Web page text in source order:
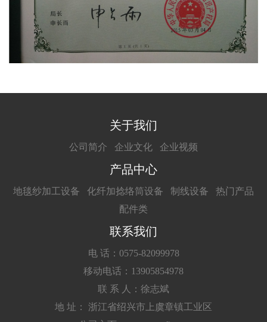
关于我们
公司简介 企业文化 企业视频
产品中心
地毯纱加工设备 化纤加捻络筒设备 制线设备
热门产品
配件类
联系我们
电 话：0575-82099978
移动电话：13905854978
联 系 人：徐志斌
地 址： 浙江省绍兴市上虞章镇工业区